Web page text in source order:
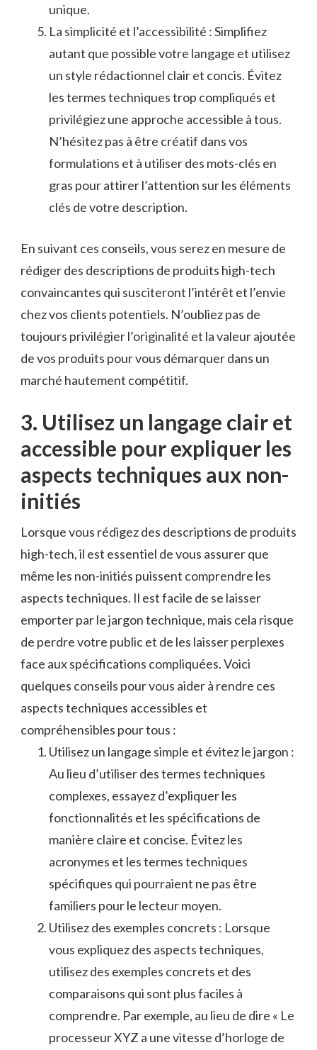
unique.
La ​simplicité ⁤et l’accessibilité : ⁣Simplifiez
autant que possible votre langage et utilisez
un style rédactionnel clair et concis. Évitez
les termes​ techniques ‍trop compliqués et
privilégiez une approche accessible à tous.
N’hésitez ⁣pas à être créatif ​dans ​vos
formulations et ‌à utiliser ​des mots-clés en
gras​ pour attirer l’attention ⁣sur les éléments
clés de votre description.
En suivant ces conseils, ​vous serez ‍en mesure de
rédiger des descriptions de produits high-tech⁤
convaincantes‍ qui susciteront l’intérêt ​et l’envie
chez‌ vos clients potentiels. N’oubliez⁢ pas de
toujours privilégier l’originalité et la⁤ valeur ajoutée
de ‌vos produits pour ​vous⁤ démarquer dans ​un
marché hautement compétitif.
3.‍ Utilisez un​ langage ‍clair et‍
accessible pour expliquer les
⁤aspects techniques aux ⁤non-
initiés
Lorsque vous rédigez des descriptions ⁤de‍ produits
high-tech, il ⁢est essentiel de vous assurer que
même les non-initiés puissent comprendre les
aspects⁣ techniques.‍ Il est ​facile de ‌se laisser
emporter par le ⁣jargon technique, mais‌ cela risque
de ‍perdre votre​ public‌ et de les ⁤laisser⁤ perplexes
face aux spécifications compliquées.⁢ Voici
quelques conseils pour vous aider à rendre ces
aspects techniques accessibles⁤ et
compréhensibles pour tous :
Utilisez un‌ langage simple et‍ évitez le jargon :
Au lieu​ d’utiliser des termes techniques⁣
complexes, essayez d’expliquer ​les⁢
fonctionnalités‌ et les spécifications de
manière ⁢claire et ⁣concise. Évitez les
acronymes et les termes techniques
spécifiques qui pourraient ne pas ⁣être
familiers pour le ‍lecteur moyen.
Utilisez des⁢ exemples​ concrets ‍: Lorsque
⁤vous expliquez des aspects⁢ techniques,
utilisez des ‌exemples concrets ‌et des
comparaisons qui sont plus faciles à
comprendre. ⁤Par​ exemple, au lieu de dire « Le
processeur XYZ a​ une vitesse d’horloge de